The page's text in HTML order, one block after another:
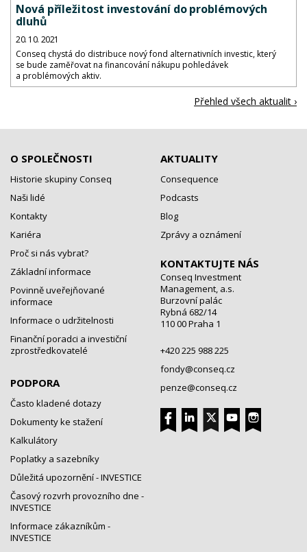
Nová příležitost investování do problémových
dluhů
20. 10. 2021
Conseq chystá do distribuce nový fond alternativních investic, který
se bude zaměřovat na financování nákupu pohledávek
a problémových aktiv.
Přehled všech aktualit ›
O SPOLEČNOSTI
Historie skupiny Conseq
Naši lidé
Kontakty
Kariéra
Proč si nás vybrat?
Základní informace
Povinně uveřejňované
informace
Informace o udržitelnosti
Finanční poradci a investiční
zprostředkovatelé
PODPORA
Často kladené dotazy
Dokumenty ke stažení
Kalkulátory
Poplatky a sazebníky
Důležitá upozornění - INVESTICE
Časový rozvrh provozního dne -
INVESTICE
Informace zákazníkům -
INVESTICE
AKTUALITY
Consequence
Podcasts
Blog
Zprávy a oznámení
KONTAKTUJTE NÁS
Conseq Investment
Management, a.s.
Burzovní palác
Rybná 682/14
110 00 Praha 1
+420 225 988 225
fondy@conseq.cz
penze@conseq.cz